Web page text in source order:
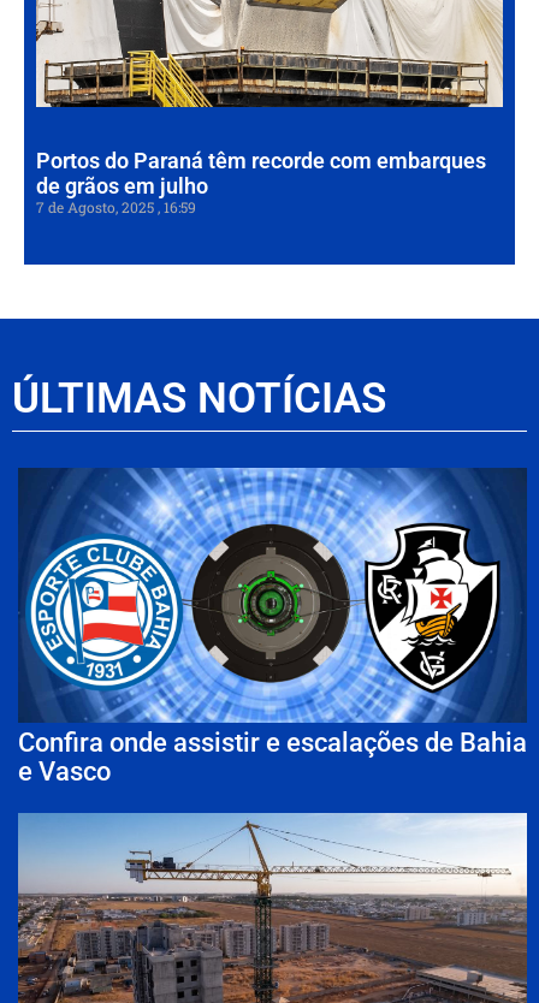
Portos do Paraná têm recorde com embarques
de grãos em julho
7 de Agosto, 2025 16:59
ÚLTIMAS NOTÍCIAS
Confira onde assistir e escalações de Bahia
e Vasco